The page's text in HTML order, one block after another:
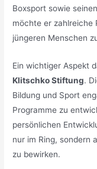
Boxsport sowie
möchte er zahlreiche
jüngeren Menschen
Ein wichtiger Aspekt
Klitschko Stiftung.
Bildung und Sport
Programme zu
persönlichen
nur im Ring, sondern
zu bewirken.